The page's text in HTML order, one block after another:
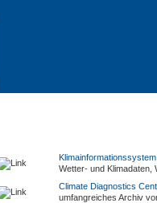
Wetter- und Klimadaten,
Climate Diagnostics
umfangreiches Archiv